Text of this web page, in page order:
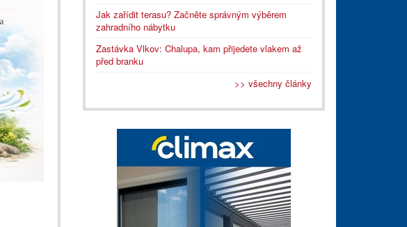
Jak zařídit terasu? Začněte správným výběrem
zahradního nábytku
Zastávka Vlkov: Chalupa, kam přijedete vlakem až
před branku
>> všechny články